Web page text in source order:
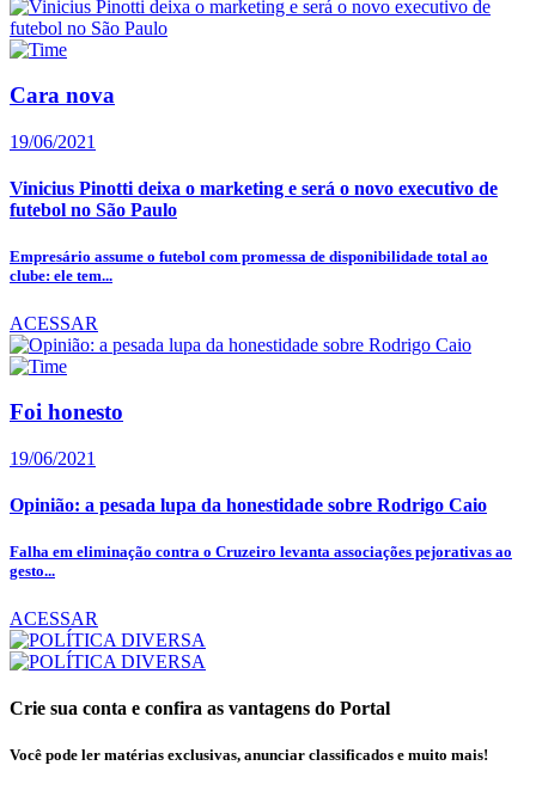
Cara nova
19/06/2021
Vinicius Pinotti deixa o marketing e será o novo executivo de
futebol no São Paulo
Empresário assume o futebol com promessa de disponibilidade total ao
clube: ele tem...
ACESSAR
Foi honesto
19/06/2021
Opinião: a pesada lupa da honestidade sobre Rodrigo Caio
Falha em eliminação contra o Cruzeiro levanta associações pejorativas ao
gesto...
ACESSAR
Crie sua conta e confira as vantagens do Portal
Você pode ler matérias exclusivas, anunciar classificados e muito mais!